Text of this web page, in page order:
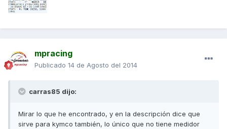
mpracing
Publicado 14 de Agosto del 2014
carras85 dijo:
Mirar lo que he encontrado, y en la descripción dice que
sirve para kymco también, lo único que no tiene medidor